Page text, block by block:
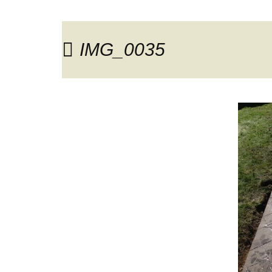
IMG_0035